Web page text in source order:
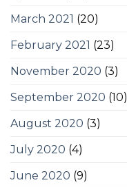
March 2021 (20)
February 2021 (23)
November 2020 (3)
September 2020 (10)
August 2020 (3)
July 2020 (4)
June 2020 (9)